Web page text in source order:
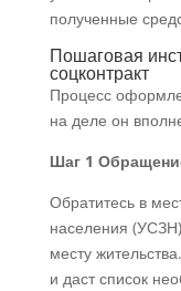
полученные
Пошаговая
соцконтракт
Процесс
на деле он
Шаг 1
Обратитесь в
населения
месту
и даст список